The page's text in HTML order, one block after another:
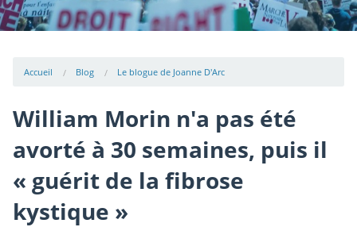
Accueil Blog Le blogue de Joanne D'Arc
William Morin n'a pas été
avorté à 30 semaines, puis il
« guérit de la fibrose
kystique »